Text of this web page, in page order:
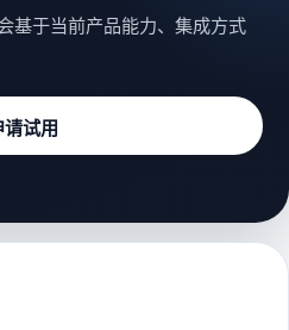
基于当前产品能力、集成方式
请试用